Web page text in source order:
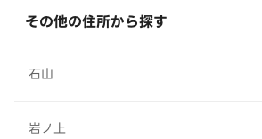
その他の住所から探す
石山
岩ノ上